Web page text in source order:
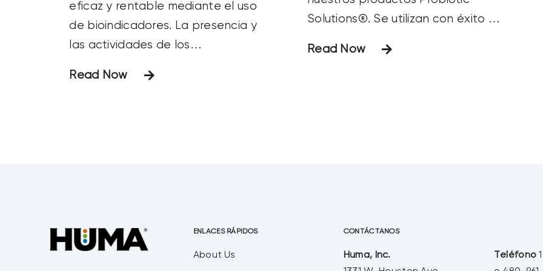
eficaz y rentable mediante el uso
de bioindicadores. La presencia y
las actividades de los
cambios en el funcionamiento del
Read Now
Solutions®. Se utilizan con éxito en
aguas residuales para mejorar la
Read Now
ENLACES RÁPIDOS
About Us
CONTÁCTANOS
Huma, Inc.
Teléfono